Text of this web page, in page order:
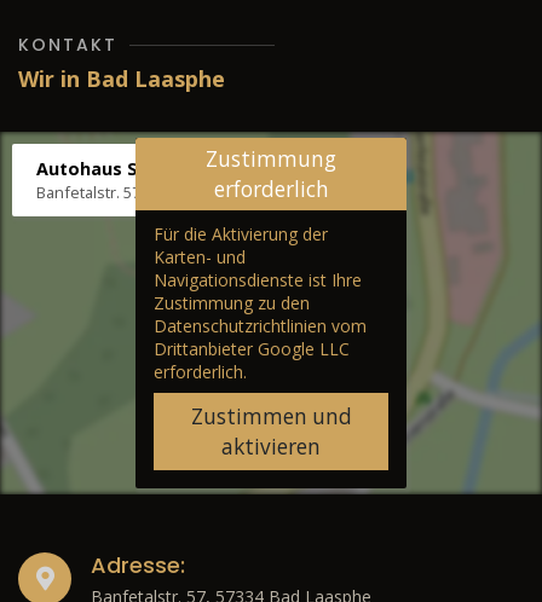
KONTAKT
Wir in Bad Laasphe
Autohaus Stenger
Banfetalstr. 57, 57334 Bad Laasphe
Zustimmung
erforderlich
Für die Aktivierung der
Karten- und
Navigationsdienste ist Ihre
Zustimmung zu den
Datenschutzrichtlinien vom
Drittanbieter Google LLC
erforderlich.
Zustimmen und
aktivieren
Adresse:
Banfetalstr. 57, 57334 Bad Laasphe